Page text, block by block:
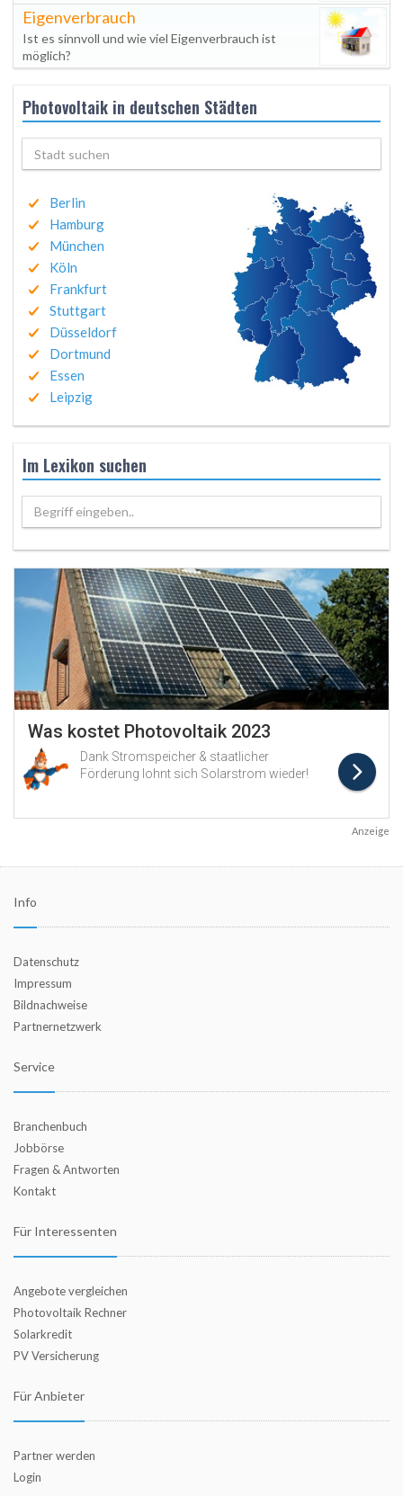
Eigenverbrauch
Ist es sinnvoll und wie viel Eigenverbrauch ist
möglich?
Photovoltaik in deutschen Städten
Berlin
Hamburg
München
Köln
Frankfurt
Stuttgart
Düsseldorf
Dortmund
Essen
Leipzig
Im Lexikon suchen
Begriff eingeben..
Anzeige
Info
Datenschutz
Impressum
Bildnachweise
Partnernetzwerk
Service
Branchenbuch
Jobbörse
Fragen & Antworten
Kontakt
Für Interessenten
Angebote vergleichen
Photovoltaik Rechner
Solarkredit
PV Versicherung
Für Anbieter
Partner werden
Login